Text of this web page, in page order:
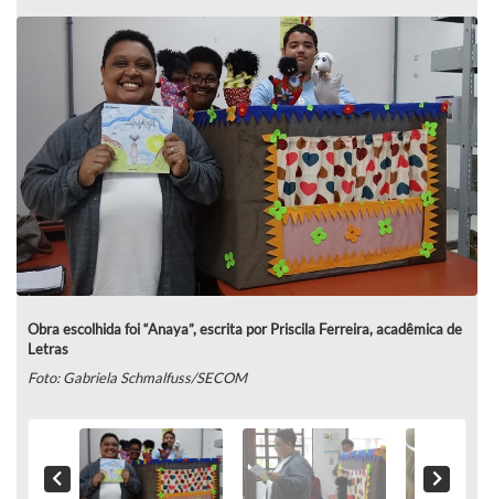
Obra escolhida foi “Anaya”, escrita por Priscila Ferreira, acadêmica de
Letras
Foto: Gabriela Schmalfuss/SECOM